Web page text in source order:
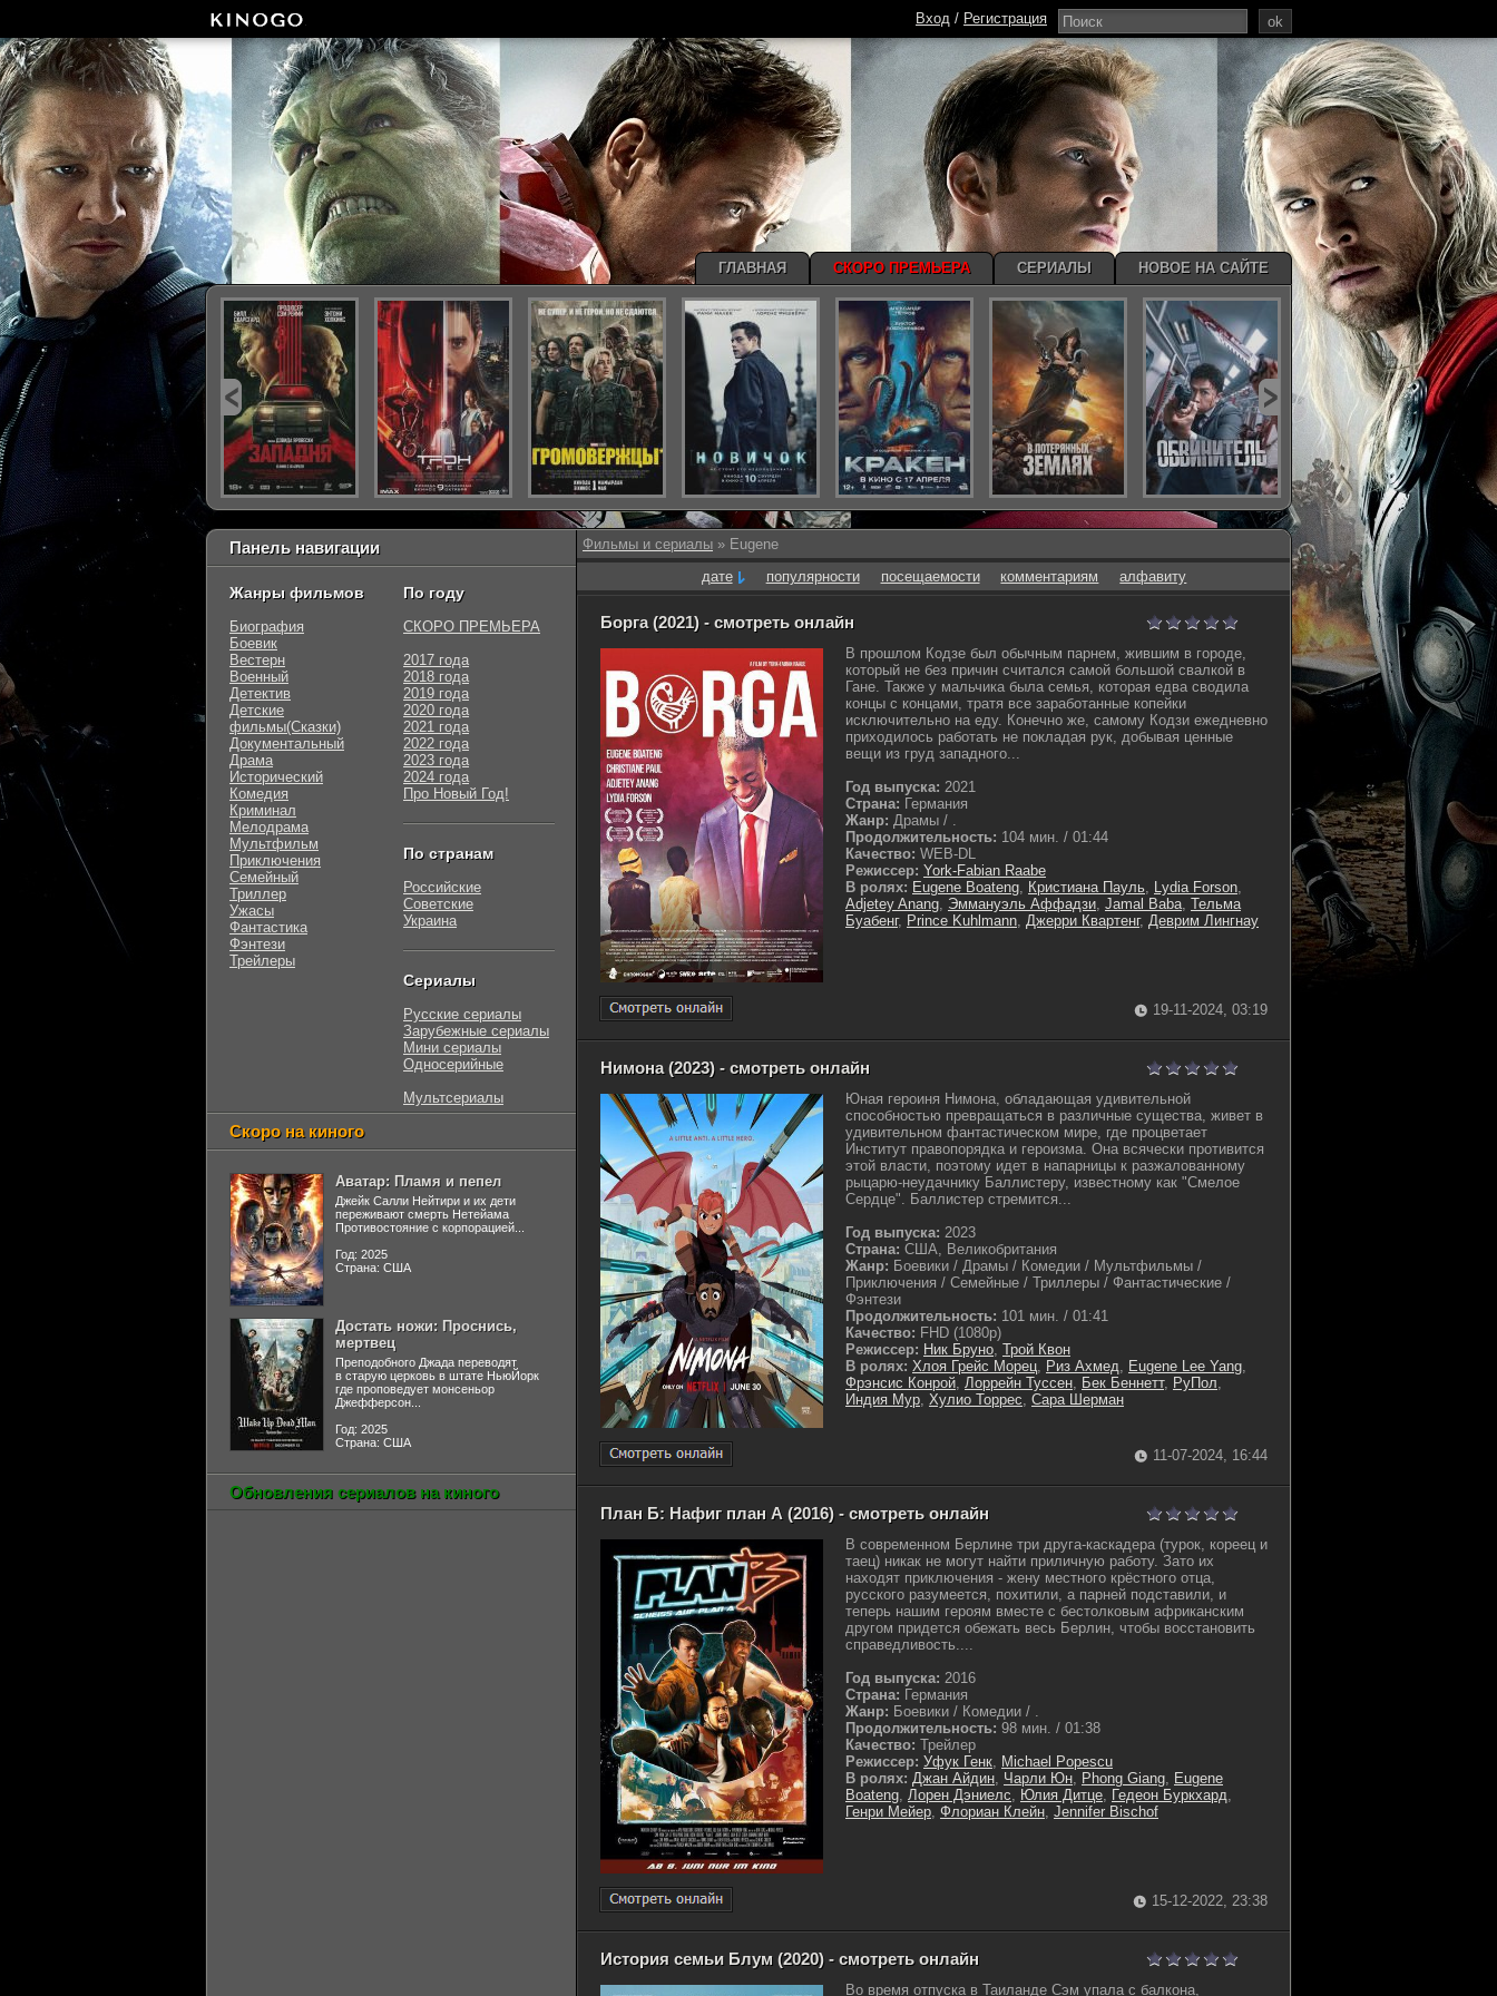
Фильмы и сериалы » Eugene
дате
популярности посещаемости комментариям алфавиту
Борга (2021) - смотреть онлайн
В прошлом Кодзе был обычным парнем, жившим в городе,
который не без причин считался самой большой свалкой в
Гане. Также у мальчика была семья, которая едва сводила
концы с концами, тратя все заработанные копейки
исключительно на еду. Конечно же, самому Кодзи ежедневно
приходилось работать не покладая рук, добывая ценные
вещи из груд западного...
Год выпуска: 2021
Страна: Германия
Жанр: Драмы / .
Продолжительность: 104 мин. / 01:44
Качество: WEB-DL
Режиссер: York-Fabian Raabe
В ролях: Eugene Boateng, Кристиана Пауль, Lydia Forson,
Adjetey Anang, Эммануэль Аффадзи, Jamal Baba, Тельма
Буабенг, Prince Kuhlmann, Джерри Квартенг, Деврим Лингнау
19-11-2024, 03:19
Нимона (2023) - смотреть онлайн
Юная героиня Нимона, обладающая удивительной
способностью превращаться в различные существа, живет в
удивительном фантастическом мире, где процветает
Институт правопорядка и героизма. Она всячески противится
этой власти, поэтому идет в напарницы к разжалованному
рыцарю-неудачнику Баллистеру, известному как "Смелое
Сердце". Баллистер стремится...
Год выпуска: 2023
Страна: США, Великобритания
Жанр: Боевики / Драмы / Комедии / Мультфильмы /
Приключения / Семейные / Триллеры / Фантастические /
Фэнтези
Продолжительность: 101 мин. / 01:41
Качество: FHD (1080p)
Режиссер: Ник Бруно, Трой Квон
В ролях: Хлоя Грейс Морец, Риз Ахмед, Eugene Lee Yang,
Фрэнсис Конрой, Лоррейн Туссен, Бек Беннетт, РуПол,
Индия Мур, Хулио Торрес, Сара Шерман
11-07-2024, 16:44
План Б: Нафиг план А (2016) - смотреть онлайн
В современном Берлине три друга-каскадера (турок, кореец и
таец) никак не могут найти приличную работу. Зато их
находят приключения - жену местного крёстного отца,
русского разумеется, похитили, а парней подставили, и
теперь нашим героям вместе с бестолковым африканским
другом придется обежать весь Берлин, чтобы восстановить
справедливость....
Год выпуска: 2016
Страна: Германия
Жанр: Боевики / Комедии / .
Продолжительность: 98 мин. / 01:38
Качество: Трейлер
Режиссер: Уфук Генк, Michael Popescu
В ролях: Джан Айдин, Чарли Юн, Phong Giang, Eugene
Boateng, Лорен Дэниелс, Юлия Дитце, Гедеон Буркхард,
Генри Мейер, Флориан Клейн, Jennifer Bischof
15-12-2022, 23:38
История семьи Блум (2020) - смотреть онлайн
Во время отпуска в Таиланде Сэм упала с балкона,
Панель навигации
Жанры фильмов
Биография
Боевик
Вестерн
Военный
Детектив
Детские
фильмы(Сказки)
Документальный
Драма
Исторический
Комедия
Криминал
Мелодрама
Мультфильм
Приключения
Семейный
Триллер
Ужасы
Фантастика
Фэнтези
Трейлеры
По году
СКОРО ПРЕМЬЕРА
2017 года
2018 года
2019 года
2020 года
2021 года
2022 года
2023 года
2024 года
Про Новый Год!
По странам
Российские
Советские
Украина
Сериалы
Русские сериалы
Зарубежные сериалы
Мини сериалы
Односерийные
Мультсериалы
Скоро на киного
Аватар: Пламя и пепел
Джейк Салли Нейтири и их дети
переживают смерть Нетейама
Противостояние с корпорацией...
Год: 2025
Страна: США
Достать ножи: Проснись,
мертвец
Преподобного Джада переводят
в старую церковь в штате НьюЙорк
где проповедует монсеньор
Джефферсон...
Год: 2025
Страна: США
Обновления сериалов на киного
ok
Вход / Регистрация
ГЛАВНАЯ СКОРО ПРЕМЬЕРА СЕРИАЛЫ НОВОЕ НА САЙТЕ